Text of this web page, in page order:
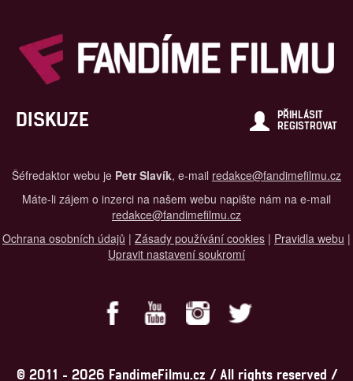
PŘIHLÁSIT
REGISTROVAT
DISKUZE
Šéfredaktor webu je Petr Slavík, e-mail redakce@fandimefilmu.cz
Máte-li zájem o inzerci na našem webu napište nám na e-mail
redakce@fandimefilmu.cz
Ochrana osobních údajů | Zásady používání cookies | Pravidla webu |
Upravit nastavení soukromí
© 2011 - 2026 FandimeFilmu.cz / All rights reserved /